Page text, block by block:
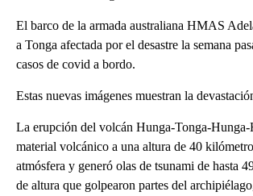
El barco de la armada australiana HMAS
a Tonga afectada por el desastre la semana
casos de covid a bordo.
Estas nuevas imágenes muestran la
La erupción del volcán Hunga-Tonga-Hunga-
material volcánico a una altura de 40
atmósfera y generó olas de tsunami de hasta
de altura que golpearon partes del